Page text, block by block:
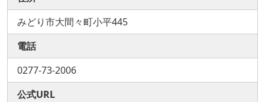
みどり市大間々町小平445
電話
0277-73-2006
公式URL